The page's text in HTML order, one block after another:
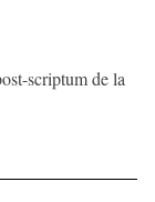
scriptum de la